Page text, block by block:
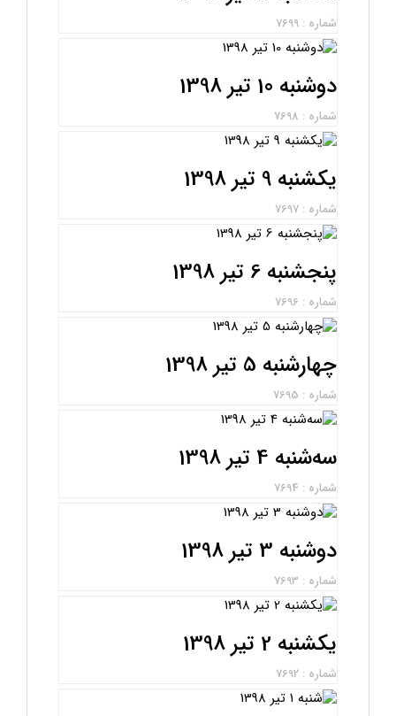
شماره : 7699
دوشنبه 10 تیر 1398
شماره : 7698
یکشنبه 9 تیر 1398
شماره : 7697
پنجشنبه 6 تیر 1398
شماره : 7696
چهارشنبه 5 تیر 1398
شماره : 7695
سه‌شنبه 4 تیر 1398
شماره : 7694
دوشنبه 3 تیر 1398
شماره : 7693
یکشنبه 2 تیر 1398
شماره : 7692